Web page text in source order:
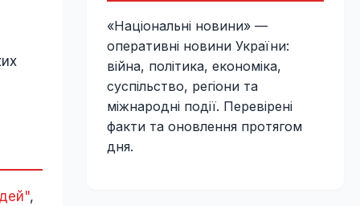
,
«Національні новини» —
оперативні новини України:
війна, політика, економіка,
суспільство, регіони та
міжнародні події. Перевірені
факти та оновлення протягом
дня.